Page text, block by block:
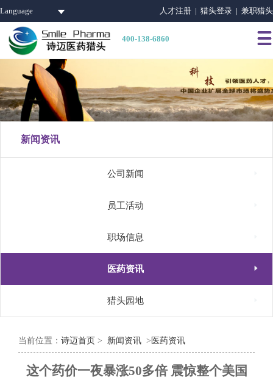
Language 人才注册 | 猎头登录 | 兼职猎头
400-138-6860 
新闻资讯
公司新闻
员工活动
职场信息
医药资讯 
猎头园地
当前位置： 诗迈首页 > 新闻资讯 > 医药资讯
这个药价一夜暴涨50多倍 震惊整个美国